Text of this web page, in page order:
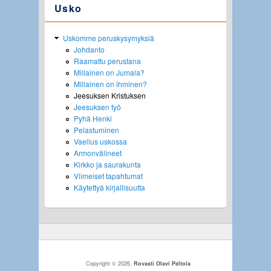
Usko
Uskomme peruskysymyksiä
Johdanto
Raamattu perustana
Millainen on Jumala?
Millainen on ihminen?
Jeesuksen Kristuksen
Jeesuksen työ
Pyhä Henki
Pelastuminen
Vaellus uskossa
Armonvälineet
Kirkko ja saurakunta
Viimeiset tapahtumat
Käytettyä kirjallisuutta
Copyright © 2026,Rovasti Olavi Peltola